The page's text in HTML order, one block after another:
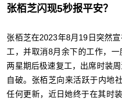
张栢芝闪现5秒报平安？
张栢芝在2023年8月19日突然
工，并取消8月余下的工作，
两星期后极速复工，出席时装
自破。张栢芝向来活跃于内地
任何更新，近日她终于在其时